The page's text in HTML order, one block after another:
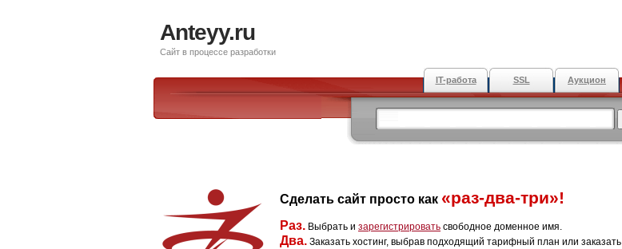
Anteyy.ru
Сайт в процессе разработки
IT-работа SSL Аукцион
Сделать сайт просто как «раз-два-три»!
Раз. Выбрать и зарегистрировать свободное доменное имя.
Два. Заказать хостинг, выбрав подходящий тарифный план или заказать